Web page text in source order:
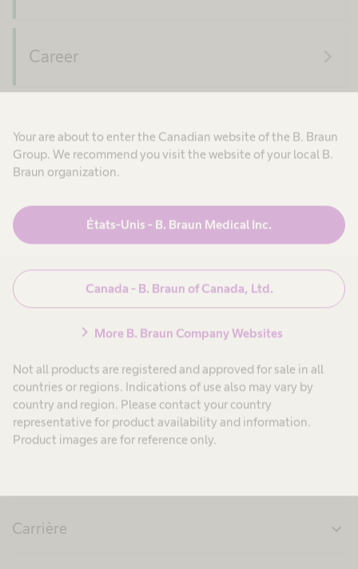
Your are about to enter the Canadian website of the B. Braun
Group. We recommend you visit the website of your local B.
Braun organization.
États-Unis - B. Braun Medical Inc.
Canada - B. Braun of Canada, Ltd.
chevron_right More B. Braun Company Websites
Not all products are registered and approved for sale in all
countries or regions. Indications of use also may vary by
country and region. Please contact your country
representative for product availability and information.
Product images are for reference only.
Career
search
Carrière expand_more